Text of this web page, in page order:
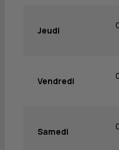
Jeudi
Vendredi
Samedi